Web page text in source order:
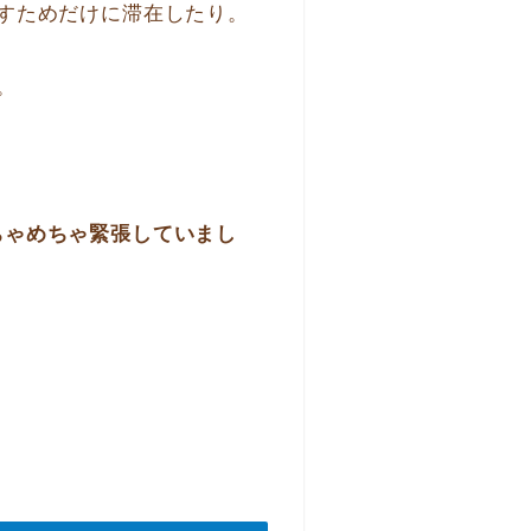
めだけに滞在したり。
めちゃ緊張していまし